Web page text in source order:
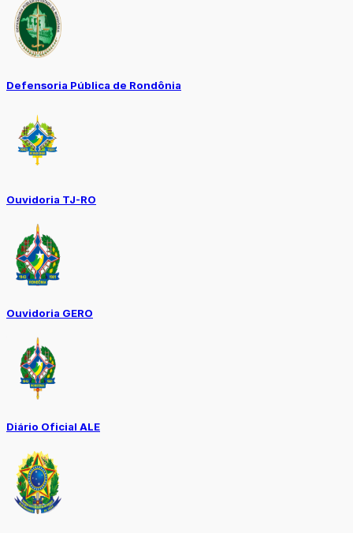
Defensoria Pública de Rondônia
Ouvidoria TJ-RO
Ouvidoria GERO
Diário Oficial ALE